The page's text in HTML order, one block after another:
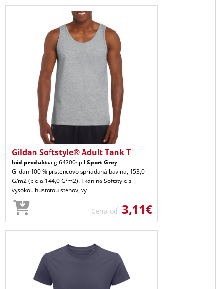
Gildan Softstyle® Adult Tank T
kód produktu:gi64200sp-l Sport Grey
Gildan 100 % prstencovo spriadaná bavlna, 153,0
G/m2 (biela 144,0 G/m2). Tkanina Softstyle s
vysokou hustotou stehov, vy
Cena od 3,11€